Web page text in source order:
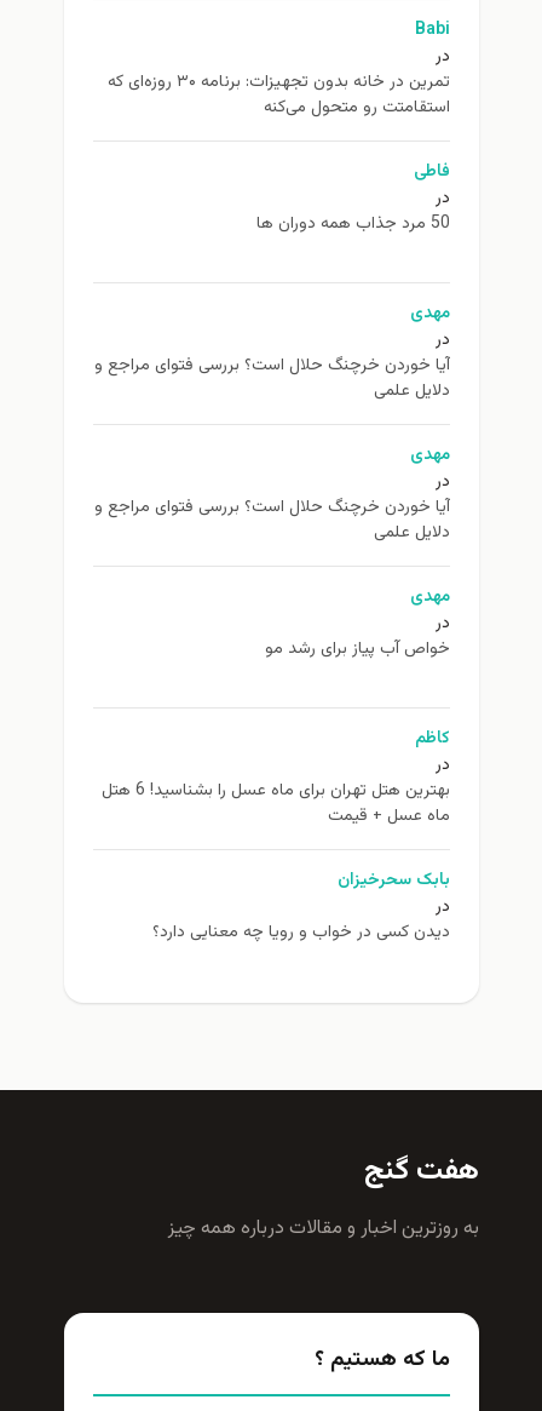
Babi
در
تمرین در خانه بدون تجهیزات: برنامه ۳۰ روزه‌ای که
استقامتت رو متحول می‌کنه
فاطی
در
50 مرد جذاب همه دوران ها
مهدی
در
آیا خوردن خرچنگ حلال است؟ بررسی فتوای مراجع و
دلایل علمی
مهدی
در
آیا خوردن خرچنگ حلال است؟ بررسی فتوای مراجع و
دلایل علمی
مهدی
در
خواص آب پیاز برای رشد مو
کاظم
در
بهترین هتل تهران برای ماه عسل را بشناسید! 6 هتل
ماه عسل + قیمت
بابک سحرخیزان
در
دیدن کسی در خواب و رویا چه معنایی دارد؟
هفت گنج
به روزترين اخبار و مقالات درباره همه چيز
ما که هستیم ؟